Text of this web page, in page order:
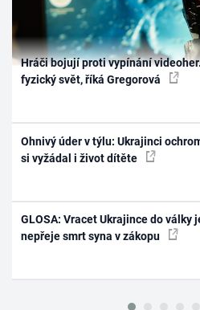
Hráči bojují proti vypínání
fyzický svět, říká Gregorová
Ohnivý úder v týlu: Ukrajinci
si vyžádal i život dítěte
GLOSA: Vracet Ukrajince do války
nepřeje smrt syna v zákopu